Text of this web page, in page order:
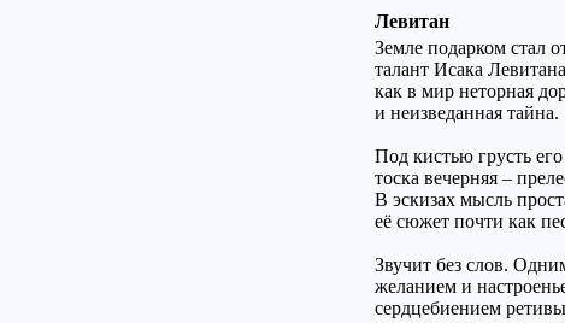
Левитан
Земле подарком стал
талант Исака
как в мир неторная
и неизведанная тайна.
Под кистью грусть
тоска вечерняя –
В эскизах мысль
её сюжет почти как
Звучит без слов.
желанием и
сердцебиением